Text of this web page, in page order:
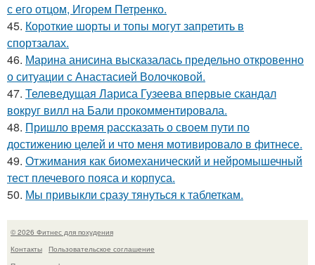
с его отцом, Игорем Петренко.
45. Короткие шорты и топы могут запретить в
спортзалах.
46. Марина анисина высказалась предельно откровенно
о ситуации с Анастасией Волочковой.
47. Телеведущая Лариса Гузеева впервые скандал
вокруг вилл на Бали прокомментировала.
48. Пришло время рассказать о своем пути по
достижению целей и что меня мотивировало в фитнесе.
49. Отжимания как биомеханический и нейромышечный
тест плечевого пояса и корпуса.
50. Мы привыкли сразу тянуться к таблеткам.
© 2026 Фитнес для похудения
Контакты
Пользовательское соглашение